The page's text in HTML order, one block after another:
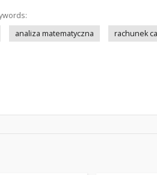
analiza matematyczna rachunek